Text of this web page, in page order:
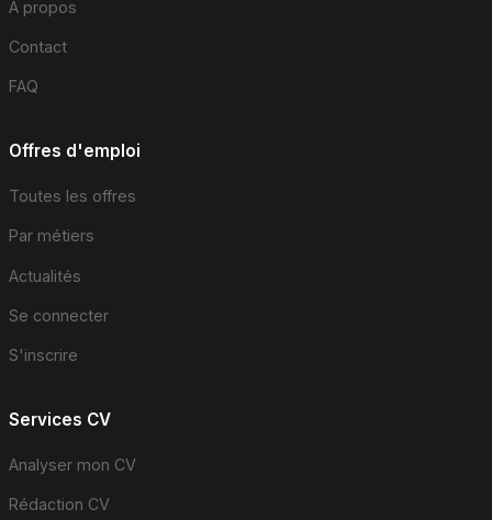
À propos
Contact
FAQ
Offres d'emploi
Toutes les offres
Par métiers
Actualités
Se connecter
S'inscrire
Services CV
Analyser mon CV
Rédaction CV